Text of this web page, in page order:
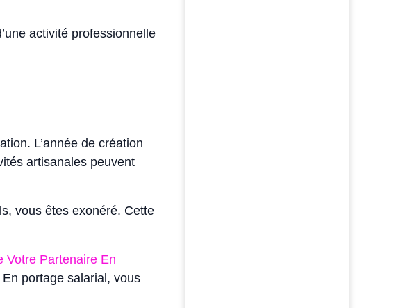
activité professionnelle
L’année de création
artisanales peuvent
vous êtes exonéré. Cette
Votre Partenaire En
portage salarial, vous